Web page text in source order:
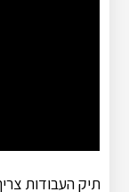
תיק העבודות